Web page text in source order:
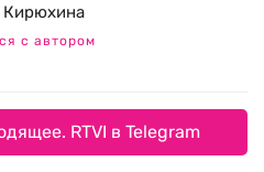
Кирюхина
с автором
RTVI в Telegram